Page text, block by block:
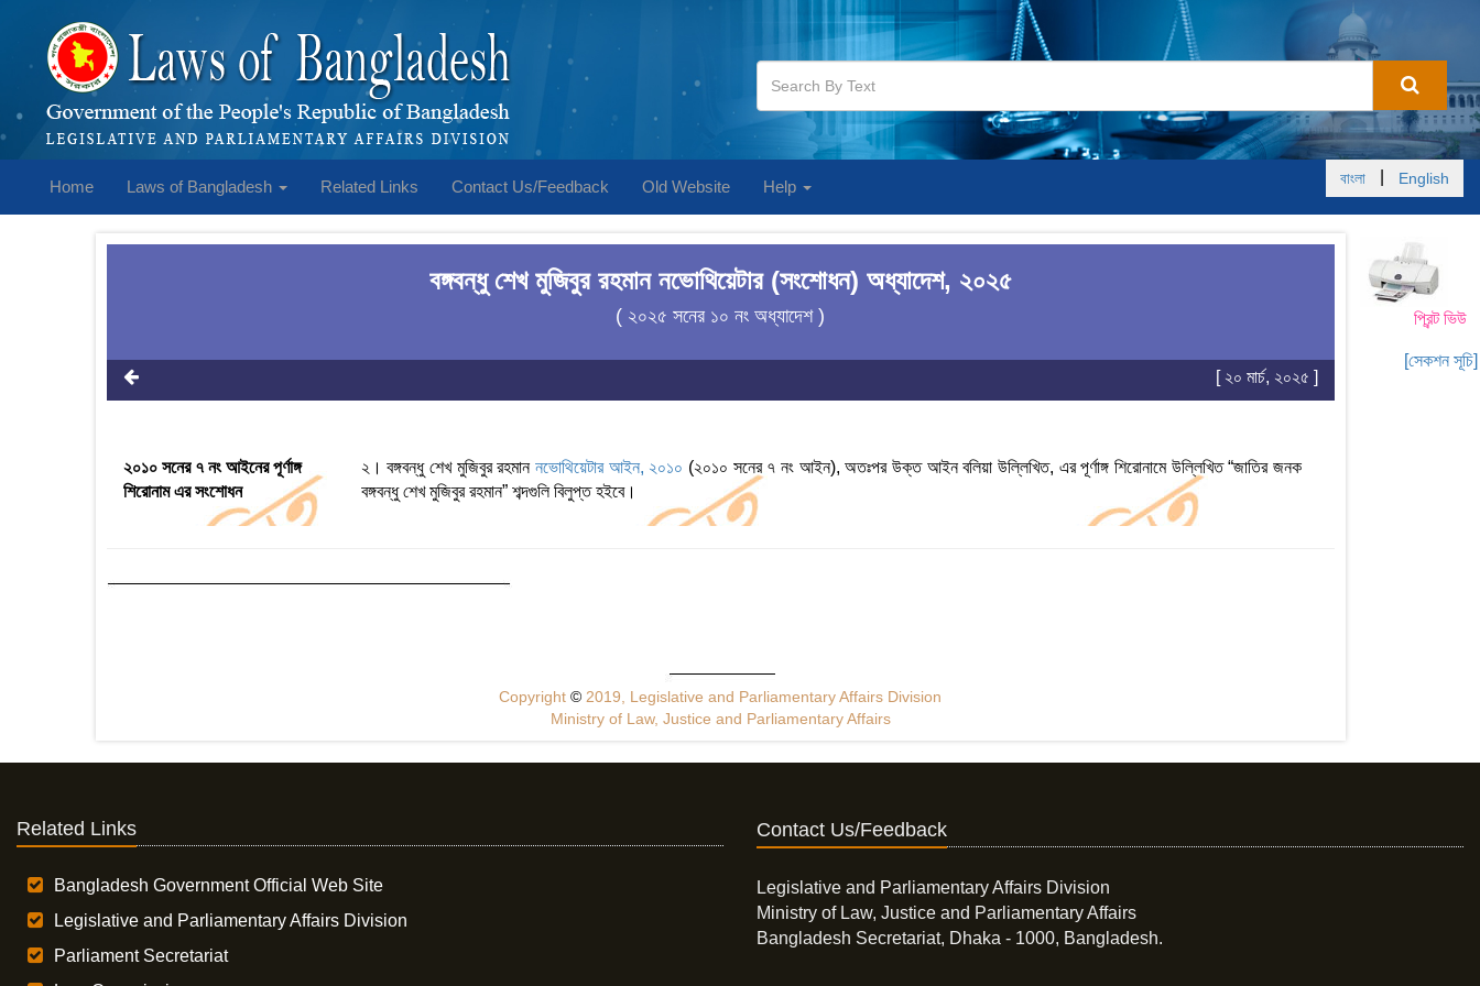
Home Laws of Bangladesh Related Links Contact Us/Feedback Old Website Help বাংলা English
প্রিন্ট ভিউ
[সেকশন সূচি]
বঙ্গবন্ধু শেখ মুজিবুর রহমান নভোথিয়েটার (সংশোধন) অধ্যাদেশ, ২০২৫
( ২০২৫ সনের ১০ নং অধ্যাদেশ )
[ ২০ মার্চ, ২০২৫ ]
২০১০ সনের ৭ নং আইনের পূর্ণাঙ্গ
শিরোনাম এর সংশোধন
২। বঙ্গবন্ধু শেখ মুজিবুর রহমান নভোথিয়েটার আইন, ২০১০ (২০১০ সনের ৭ নং আইন), অতঃপর উক্ত আইন বলিয়া উল্লিখিত, এর পূর্ণাঙ্গ শিরোনামে উল্লিখিত “জাতির জনক
বঙ্গবন্ধু শেখ মুজিবুর রহমান” শব্দগুলি বিলুপ্ত হইবে।
Copyright© 2019, Legislative and Parliamentary Affairs Division
Ministry of Law, Justice and Parliamentary Affairs
Related Links
Bangladesh Government Official Web Site
Legislative and Parliamentary Affairs Division
Parliament Secretariat
Contact Us/Feedback
Legislative and Parliamentary Affairs Division
Ministry of Law, Justice and Parliamentary Affairs
Bangladesh Secretariat, Dhaka - 1000, Bangladesh.